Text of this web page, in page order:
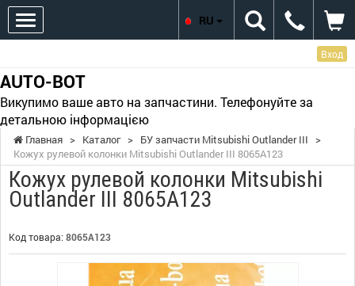
Вход
AUTO-BOT
Викупимо ваше авто на запчастини. Телефонуйте за
детальною інформацією
RU
Главная > Каталог > БУ запчасти Mitsubishi Outlander III
>
Кожух рулевой колонки Mitsubishi Outlander III 8065A123
Кожух рулевой колонки Mitsubishi
Outlander III 8065A123
Код товара: 8065A123